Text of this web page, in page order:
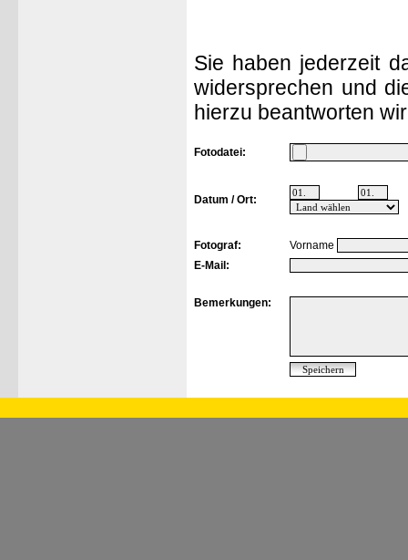
Sie haben jederzeit
widersprechen und
hierzu beantworten
Fotodatei:
Datum / Ort:
Fotograf:
Vorname
E-Mail:
Bemerkungen: